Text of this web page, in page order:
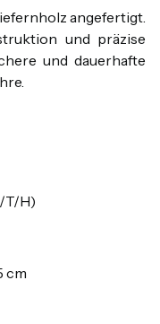
angefertigt.
und präzise
und dauerhafte
T/H)
cm